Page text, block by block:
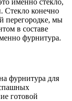
именно стекло,
Стекло конечно
перегородке, мы
в составе
фурнитура.
фурнитура для
готовой